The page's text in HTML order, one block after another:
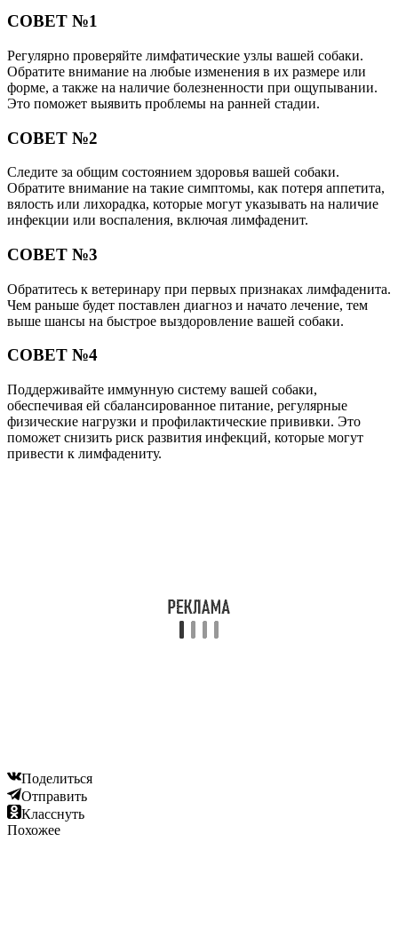
СОВЕТ №1
Регулярно проверяйте лимфатические узлы вашей собаки.
Обратите внимание на любые изменения в их размере или
форме, а также на наличие болезненности при ощупывании.
Это поможет выявить проблемы на ранней стадии.
СОВЕТ №2
Следите за общим состоянием здоровья вашей собаки.
Обратите внимание на такие симптомы, как потеря аппетита,
вялость или лихорадка, которые могут указывать на наличие
инфекции или воспаления, включая лимфаденит.
СОВЕТ №3
Обратитесь к ветеринару при первых признаках лимфаденита.
Чем раньше будет поставлен диагноз и начато лечение, тем
выше шансы на быстрое выздоровление вашей собаки.
СОВЕТ №4
Поддерживайте иммунную систему вашей собаки,
обеспечивая ей сбалансированное питание, регулярные
физические нагрузки и профилактические прививки. Это
поможет снизить риск развития инфекций, которые могут
привести к лимфадениту.
Поделиться
Отправить
Класснуть
Похожее